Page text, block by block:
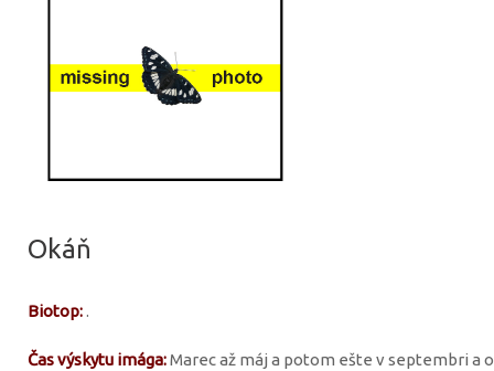
Okáň
Biotop:.
Čas výskytu imága:Marec až máj a potom ešte v septembri a